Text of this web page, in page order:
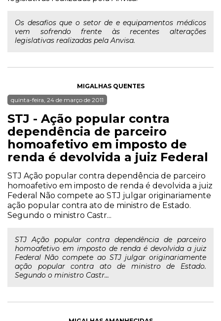
Os desafios que o setor de e equipamentos médicos
vem sofrendo frente às recentes alterações
legislativas realizadas pela Anvisa.
MIGALHAS QUENTES
quinta-feira, 24 de março de 2011
STJ - Ação popular contra
dependência de parceiro
homoafetivo em imposto de
renda é devolvida a juiz Federal
STJ Ação popular contra dependência de parceiro
homoafetivo em imposto de renda é devolvida a juiz
Federal Não compete ao STJ julgar originariamente
ação popular contra ato de ministro de Estado.
Segundo o ministro Castr...
STJ Ação popular contra dependência de parceiro
homoafetivo em imposto de renda é devolvida a juiz
Federal Não compete ao STJ julgar originariamente
ação popular contra ato de ministro de Estado.
Segundo o ministro Castr...